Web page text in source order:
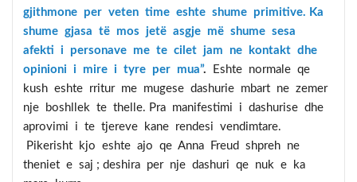
gjithmone per veten time eshte shume primitive. Ka
shume gjasa të mos jetë asgje më shume sesa
afekti i personave me te cilet jam ne kontakt dhe
opinioni i mire i tyre per mua”. Eshte normale qe
kush eshte rritur me mugese dashurie mbart ne zemer
nje boshllek te thelle. Pra manifestimi i dashurise dhe
aprovimi i te tjereve kane rendesi vendimtare.
Pikerisht kjo eshte ajo qe Anna Freud shpreh ne
theniet e saj ; deshira per nje dashuri qe nuk e ka